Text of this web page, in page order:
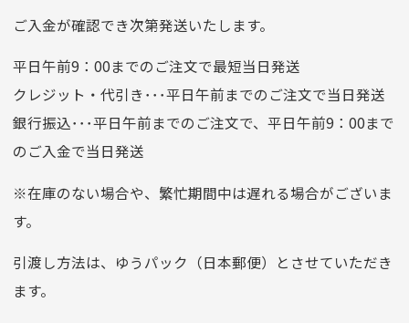
預金種目
普通預金
口座番号
0776226
口座名義
株式会社一条
クレジットカード
選びいただけない場合がございます。
ご入金が確認でき次第発送いたします。
平日午前9：00までのご注文で最短当日発送
クレジット・代引き･･･平日午前までのご注文で当日発送
銀行振込･･･平日午前までのご注文で、平日午前9：00まで
のご入金で当日発送
※在庫のない場合や、繁忙期間中は遅れる場合がございま
す。
引渡し方法は、ゆうパック（日本郵便）とさせていただき
ます。